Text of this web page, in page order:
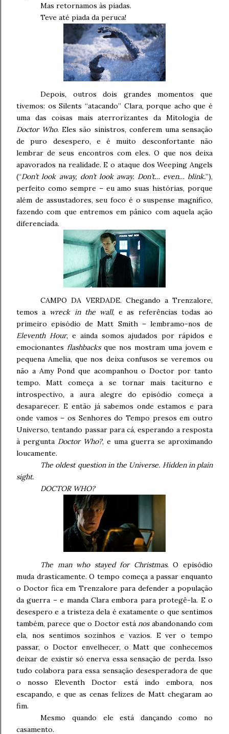
Mas retornamos às piadas.
Teve até piada da peruca!
Depois, outros dois grandes momentos que
tivemos: os Silents “atacando” Clara, porque acho que é
uma das coisas mais aterrorizantes da Mitologia de
Doctor Who. Eles são sinistros, conferem uma sensação
de puro desespero, e é muito desconfortante não
lembrar de seus encontros com eles. O que nos deixa
apavorados na realidade. E o ataque dos Weeping Angels
(“Don’t look away, don’t look away. Don’t… even… blink.”),
perfeito como sempre – eu amo suas histórias, porque
além de assustadores, seu foco é o suspense magnífico,
fazendo com que entremos em pânico com aquela ação
diferenciada.
CAMPO DA VERDADE. Chegando a Trenzalore,
temos a wreck in the wall, e as referências todas ao
primeiro episódio de Matt Smith – lembramo-nos de
Eleventh Hour, e ainda somos ajudados por rápidos e
emocionantes flashbacksque nos mostram uma jovem e
pequena Amelia, que nos deixa confusos se veremos ou
não a Amy Pond que acompanhou o Doctor por tanto
tempo. Matt começa a se tornar mais taciturno e
introspectivo, a aura alegre do episódio começa a
desaparecer. E então já sabemos onde estamos e para
onde vamos – os Senhores do Tempo presos em outro
Universo, tentando passar para cá, esperando a resposta
à pergunta Doctor Who?, e uma guerra se aproximando
loucamente.
The oldest question in the Universe. Hidden in plain
sight.
DOCTOR WHO?
The man who stayed for Christmas.O episódio
muda drasticamente. O tempo começa a passar enquanto
o Doctor fica em Trenzalore para defender a população
da guerra – e manda Clara embora para protegê-la. E o
desespero e a tristeza dela é exatamente o que sentimos
também, parece que o Doctor está nosabandonando com
ela, nos sentimos sozinhos e vazios. E ver o tempo
passar, o Doctor envelhecer, o Matt que conhecemos
deixar de existir só enerva essa sensação de perda. Isso
tudo colabora para essa sensação desesperadora de que
o nosso Eleventh Doctor está indo embora, nos
escapando, e que as cenas felizes de Matt chegaram ao
fim.
Mesmo quando ele está dançando como no
casamento.